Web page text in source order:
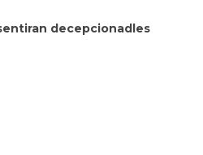
decepcionadles